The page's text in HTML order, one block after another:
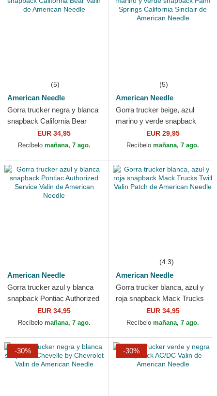
(5)
American Needle
Gorra trucker negra y blanca
snapback California Bear
Valin de American Needle
EUR 34,95
Recíbelo mañana, 7 ago.
(5)
American Needle
Gorra trucker beige, azul
marino y verde snapback
Palm Springs California
Sinclair de American...
EUR 29,95
Recíbelo mañana, 7 ago.
American Needle
Gorra trucker azul y blanca
snapback Pontiac Authorized
Service Valin de American
Needle
EUR 34,95
Recíbelo mañana, 7 ago.
(4.3)
American Needle
Gorra trucker blanca, azul y
roja snapback Mack Trucks
Twill Valin Patch de American
Needle
EUR 34,95
Recíbelo mañana, 7 ago.
-30% -30%